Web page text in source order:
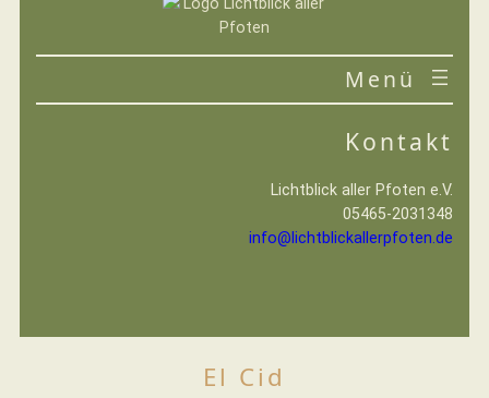
VEREIN
IHRE HILFE
Kontakt
Lichtblick aller Pfoten e.V.
05465-2031348
info@lichtblickallerpfoten.de
El Cid